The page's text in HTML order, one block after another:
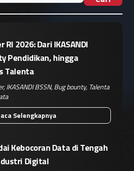
RI 2026: Dari IKASANDI
Pendidikan, hingga
Talenta
,IKASANDI BSSN,Bug bounty, Talenta
Selengkapnya
Kebocoran Data di Tengah
Digital